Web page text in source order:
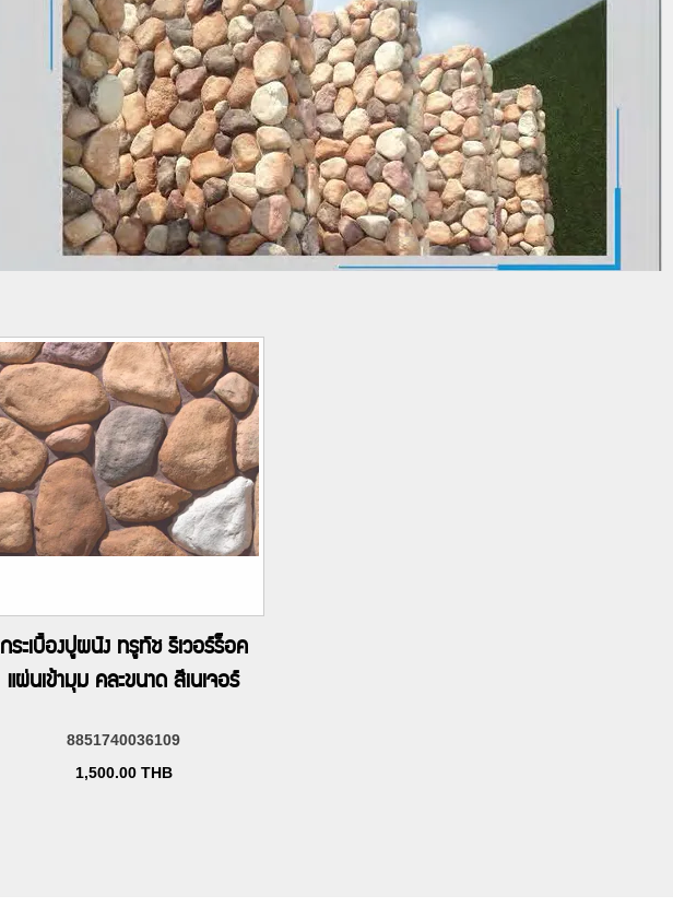
กระเบื้องปูผนัง ทรูทัช ริเวอร์ร็อค
แผ่นเข้ามุม คละขนาด สีเนเจอร์
8851740036109
1,500.00 THB